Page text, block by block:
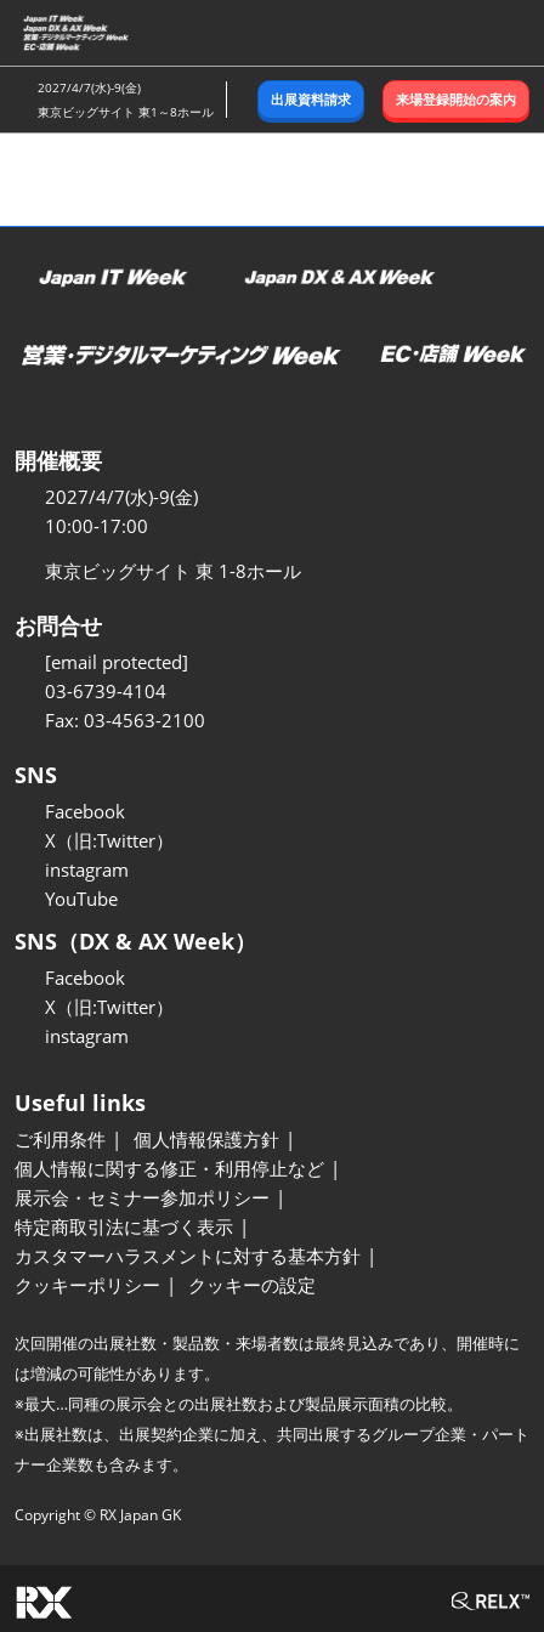
ス
キ
ッ
し
む
2027/4/7(水)-9(金)
東京ビッグサイト 東1～8ホール
出展資料請求 来場登録開始の案内
開催概要
2027/4/7(水)-9(金)
10:00-17:00
東京ビッグサイト 東 1-8ホール
お問合せ
[email protected]
03-6739-4104
Fax: 03-4563-2100
SNS
Facebook
X（旧:Twitter）
instagram
YouTube
SNS（DX & AX Week）
Facebook
X（旧:Twitter）
instagram
Useful links
ご利用条件
個人情報保護方針
個人情報に関する修正・利用停止など
展示会・セミナー参加ポリシー
特定商取引法に基づく表示
カスタマーハラスメントに対する基本方針
クッキーポリシー
クッキーの設定
次回開催の出展社数・製品数・来場者数は最終見込みであり、開催時に
は増減の可能性があります。
※最大…同種の展示会との出展社数および製品展示面積の比較。
※出展社数は、出展契約企業に加え、共同出展するグループ企業・パート
ナー企業数も含みます。
Copyright © RX Japan GK